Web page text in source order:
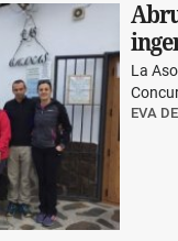
EVA
La